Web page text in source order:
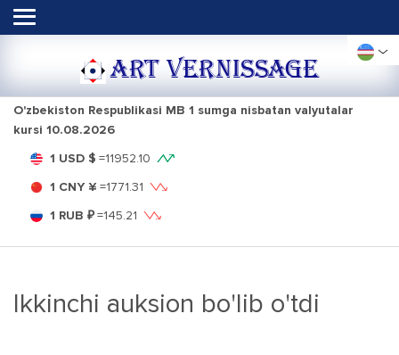
ART VERNISSAGE
O'zbekiston Respublikasi MB 1 sumga nisbatan valyutalar
kursi 10.08.2026
1 USD $ =11952.10
1 CNY ¥ =1771.31
1 RUB ₽=145.21
Ikkinchi auksion bo'lib o'tdi